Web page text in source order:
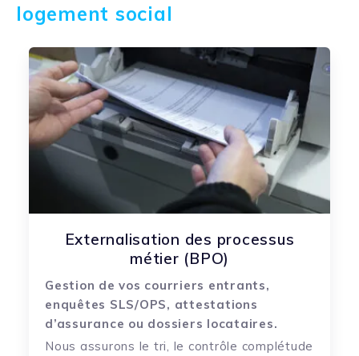
logement social
Externalisation des processus
métier (BPO)
Gestion de vos courriers entrants,
enquêtes SLS/OPS, attestations
d’assurance ou dossiers locataires.
Nous assurons le tri, le contrôle complétude